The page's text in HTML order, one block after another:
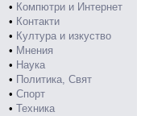
• Компютри и Интернет
• Контакти
• Култура и изкуство
• Мнения
• Наука
• Политика, Свят
• Спорт
• Техника